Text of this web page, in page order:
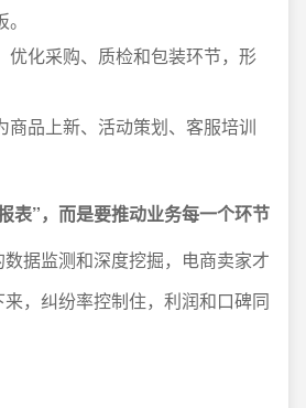
优化采购、质检和包装环节，形
商品上新、活动策划、客服培训
表”，而是要推动业务每一个环节
据监测和深度挖掘，电商卖家才
，纠纷率控制住，利润和口碑同